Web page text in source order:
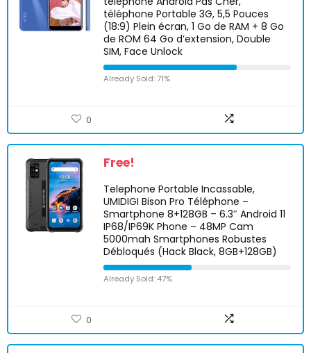
téléphone Portable 3G, 5,5 Pouces
(18:9) Plein écran, 1 Go de RAM + 8 Go
de ROM 64 Go d’extension, Double
SIM, Face Unlock
Already Sold: 71%
0
Free!
Telephone Portable Incassable,
UMIDIGI Bison Pro Téléphone –
Smartphone 8+128GB – 6.3″ Android 11
IP68/IP69K Phone – 48MP Cam
5000mah Smartphones Robustes
Débloqués (Hack Black, 8GB+128GB)
Already Sold: 47%
0